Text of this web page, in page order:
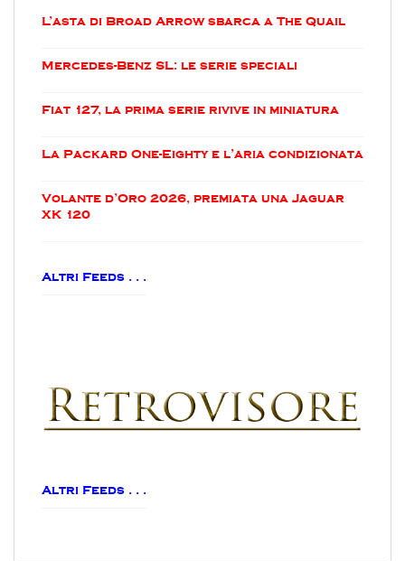
L’asta di Broad Arrow sbarca a The Quail
Mercedes-Benz SL: le serie speciali
Fiat 127, la prima serie rivive in miniatura
La Packard One-Eighty e l’aria condizionata
Volante d’Oro 2026, premiata una Jaguar
XK 120
Altri Feeds . . .
Altri Feeds . . .